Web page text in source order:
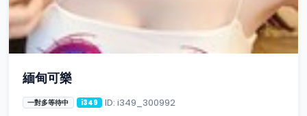
緬甸可樂
一對多等待中 i349 ID: i349_300992